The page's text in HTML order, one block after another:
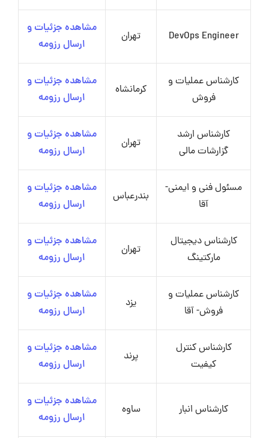
DevOps Engineer تهران
مشاهده جزئیات و
ارسال رزومه
کارشناس عملیات و
فروش
کرمانشاه
مشاهده جزئیات و
ارسال رزومه
کارشناس ارشد
گزارشات مالی
تهران
مشاهده جزئیات و
ارسال رزومه
مسئول فنی و ایمنی-
آقا
بندرعباس
مشاهده جزئیات و
ارسال رزومه
کارشناس دیجیتال
مارکتینگ
تهران
مشاهده جزئیات و
ارسال رزومه
کارشناس عملیات و
فروش- آقا
یزد
مشاهده جزئیات و
ارسال رزومه
کارشناس کنترل
کیفیت
پرند
مشاهده جزئیات و
ارسال رزومه
کارشناس انبار ساوه
مشاهده جزئیات و
ارسال رزومه